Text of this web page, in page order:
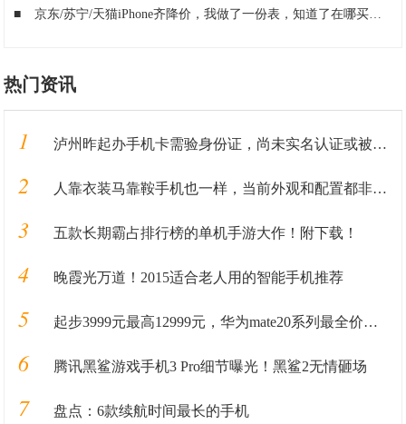
■ 京东/苏宁/天猫iPhone齐降价，我做了一份表，知道了在哪买最便宜
热门资讯
1 泸州昨起办手机卡需验身份证，尚未实名认证或被停机
2 人靠衣装马靠鞍手机也一样，当前外观和配置都非常漂亮的旗舰手机
3 五款长期霸占排行榜的单机手游大作！附下载！
4 晚霞光万道！2015适合老人用的智能手机推荐
5 起步3999元最高12999元，华为mate20系列最全价格奉上
6 腾讯黑鲨游戏手机3 Pro细节曝光！黑鲨2无情砸场
7 盘点：6款续航时间最长的手机